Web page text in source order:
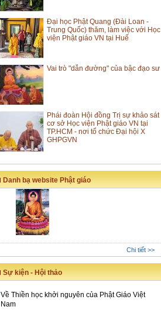
Đại học Phật Quang (Đài Loan -
Trung Quốc) thăm, làm việc với Học
viện Phật giáo VN tại Huế
Vai trò "dẫn đường" của bậc đạo sư
Phái đoàn Hội đồng Trị sự khảo sát
cơ sở Học viện Phật giáo VN tại
TP.HCM - nơi tổ chức Đại hội X
GHPGVN
Danh bạ website Phật giáo
Chi tiết >>
Sự kiện - Hội thảo
Về Thiền học khởi nguyên của Phật Giáo Việt
Nam